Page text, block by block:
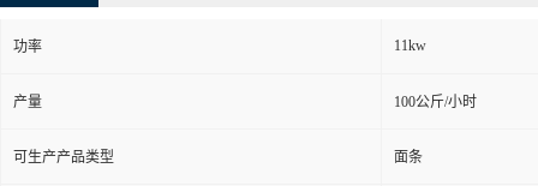
功率 11kw
产量 100公斤/小时
可生产产品类型 面条